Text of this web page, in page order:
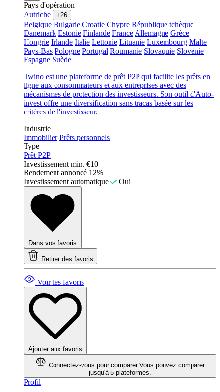
Pays d'opération
Autriche
+26
Belgique Bulgarie Croatie Chypre République tchèque
Danemark Estonie Finlande France Allemagne Grèce
Hongrie Irlande Italie Lettonie Lituanie Luxembourg Malte
Pays-Bas Pologne Portugal Roumanie Slovaquie Slovénie
Espagne Suède
Twino est une plateforme de prêt P2P qui facilite les prêts en
ligne aux consommateurs et aux entreprises avec des
mécanismes de protection des investisseurs. Son outil d'Auto-
invest offre une diversification sans tracas basée sur les
critères de l'investisseur.
Industrie
Immobilier Prêts personnels
Type
Prêt P2P
Investissement min. €10
Rendement annoncé 12%
Investissement automatique
Oui
Dans vos favoris
Retirer des favoris
Voir les favoris
Ajouter aux favoris
Connectez-vous pour comparer Vous pouvez comparer
jusqu'à 5 plateformes.
Profil